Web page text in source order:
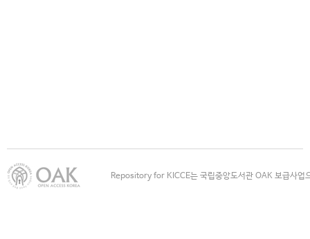
Repository for KICCE는 국립중앙도서관 OAK 보급사업